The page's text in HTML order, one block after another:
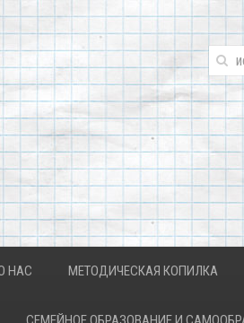
НАС МЕТОДИЧЕСКАЯ КОПИЛКА